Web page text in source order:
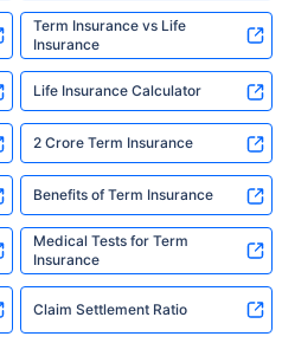
Term Insurance vs Life
Insurance
Life Insurance Calculator
2 Crore Term Insurance
Benefits of Term Insurance
Medical Tests for Term
Insurance
Claim Settlement Ratio